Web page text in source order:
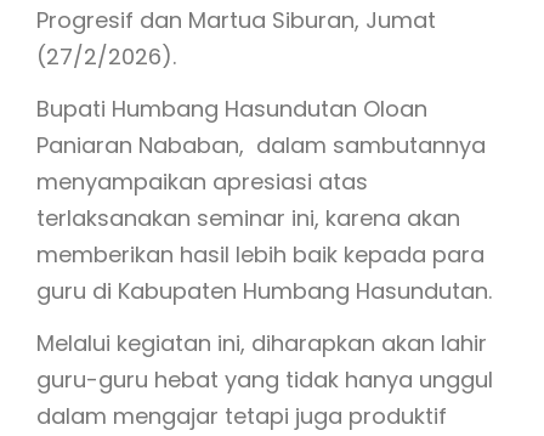
Progresif dan Martua Siburan, Jumat
(27/2/2026).
Bupati Humbang Hasundutan Oloan
Paniaran Nababan, dalam sambutannya
menyampaikan apresiasi atas
terlaksanakan seminar ini, karena akan
memberikan hasil lebih baik kepada para
guru di Kabupaten Humbang Hasundutan.
Melalui kegiatan ini, diharapkan akan lahir
guru-guru hebat yang tidak hanya unggul
dalam mengajar tetapi juga produktif